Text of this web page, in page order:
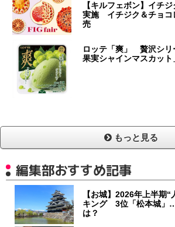
【キルフェボン】イチ
実施 イチジク＆チョコ
売
ロッテ「爽」 贅沢シリ
果実シャインマスカット
もっと見る
編集部おすすめ記事
【お城】2026年上半期
キング 3位「松本城」
は？